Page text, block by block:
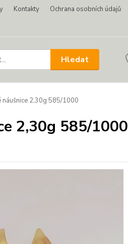
Kontakty Ochrana osobních údajů
Hledat
náušnice 2,30g 585/1000
2,30g 585/1000